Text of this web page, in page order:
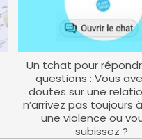
Un tchat pour
questions : Vous
doutes sur une
n’arrivez pas toujours
une violence ou
subissez ?